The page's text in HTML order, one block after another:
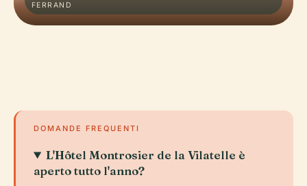
FERRAND
DOMANDE FREQUENTI
L'Hôtel Montrosier de la Vilatelle è
aperto tutto l'anno?